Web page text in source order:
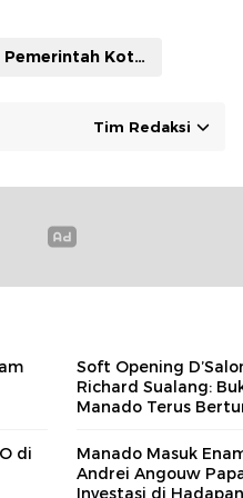
Pemerintah Kota Manado
Tim Redaksi
Soft Opening
Richard Sualang:
Manado Terus
di
Manado Masuk
Andrei Angouw
Investasi di